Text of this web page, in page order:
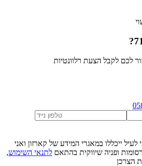
?
לכם לקבל הצעת רלוונטיות
ייכללו במאגרי המידע של קארזון ואני
ופניה שיווקית בהתאם לתנאי השימוש,
הצרכן